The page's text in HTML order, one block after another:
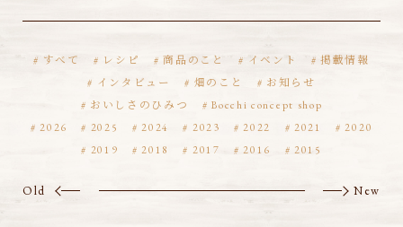
すべて レシピ 商品のこと イベント
掲載情報
インタビュー
畑のこと
お知らせ
おいしさのひみつ
Bocchi concept shop
2026
2025 2024 2023 2022 2021
2020
2019
2018 2017 2016 2015
Old New